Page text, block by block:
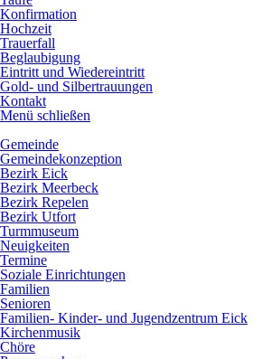
Konfirmation
Hochzeit
Trauerfall
Beglaubigung
Eintritt und Wiedereintritt
Gold- und Silbertrauungen
Kontakt
Menü schließen
Hauptnavigation
Gemeinde
Gemeindekonzeption
Bezirk Eick
Bezirk Meerbeck
Bezirk Repelen
Bezirk Utfort
Turmmuseum
Neuigkeiten
Termine
Soziale Einrichtungen
Familien
Senioren
Familien- Kinder- und Jugendzentrum Eick
Kirchenmusik
Chöre